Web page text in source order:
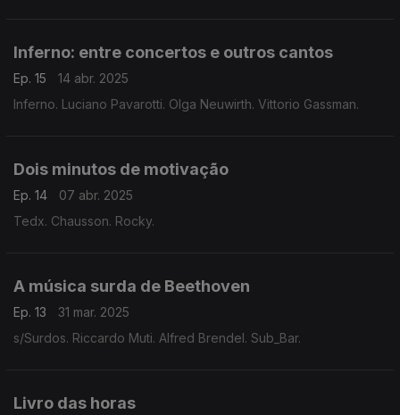
Inferno: entre concertos e outros cantos
Ep. 15
14 abr. 2025
Inferno. Luciano Pavarotti. Olga Neuwirth. Vittorio Gassman.
Dois minutos de motivação
Ep. 14
07 abr. 2025
Tedx. Chausson. Rocky.
A música surda de Beethoven
Ep. 13
31 mar. 2025
s/Surdos. Riccardo Muti. Alfred Brendel. Sub_Bar.
Livro das horas